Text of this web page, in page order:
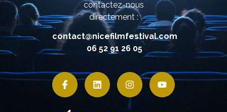
contactez-nous
directement :
contact@nicefilmfestival.com
06 52 91 26 05